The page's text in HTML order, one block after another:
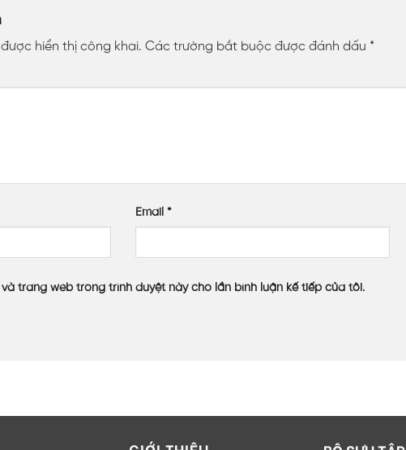
hiển thị công khai. Các trường bắt buộc được đánh dấu *
Email*
và trang web trong trình duyệt này cho lần bình luận kế tiếp của tôi.